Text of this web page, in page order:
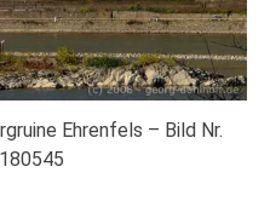
Ehrenfels – Bild Nr.